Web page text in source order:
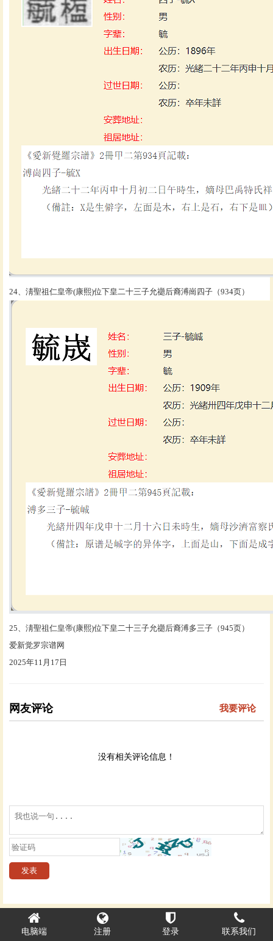
24、淸聖祖仁皇帝(康熙)位下皇二十三子允禵后裔溥崗四子（934页）
25、淸聖祖仁皇帝(康熙)位下皇二十三子允禵后裔溥多三子（945页）
爱新觉罗宗谱网
2025年11月17日
网友评论 我要评论
没有相关评论信息！
电脑端 注册 登录 联系我们